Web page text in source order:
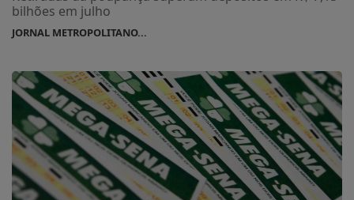
bilhões em julho
JORNAL METROPOLITANO...